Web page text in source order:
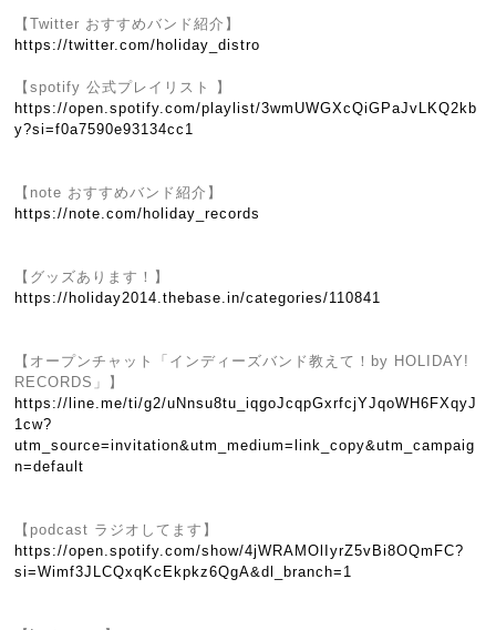
【Twitter おすすめバンド紹介】
https://twitter.com/holiday_distro
【spotify 公式プレイリスト 】
https://open.spotify.com/playlist/3wmUWGXcQiGPaJvLKQ2kb
y?si=f0a7590e93134cc1
【note おすすめバンド紹介】
https://note.com/holiday_records
【グッズあります！】
https://holiday2014.thebase.in/categories/110841
【オープンチャット「インディーズバンド教えて！by HOLIDAY!
RECORDS」】
https://line.me/ti/g2/uNnsu8tu_iqgoJcqpGxrfcjYJqoWH6FXqyJ
1cw?
utm_source=invitation&utm_medium=link_copy&utm_campaig
n=default
【podcast ラジオしてます】
https://open.spotify.com/show/4jWRAMOlIyrZ5vBi8OQmFC?
si=Wimf3JLCQxqKcEkpkz6QgA&dl_branch=1